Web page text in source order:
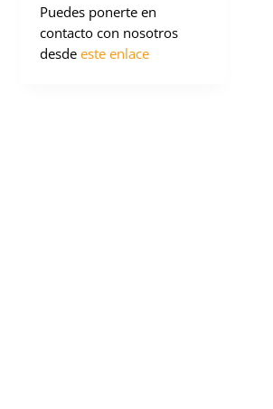
Puedes ponerte en
contacto con nosotros
desde este enlace